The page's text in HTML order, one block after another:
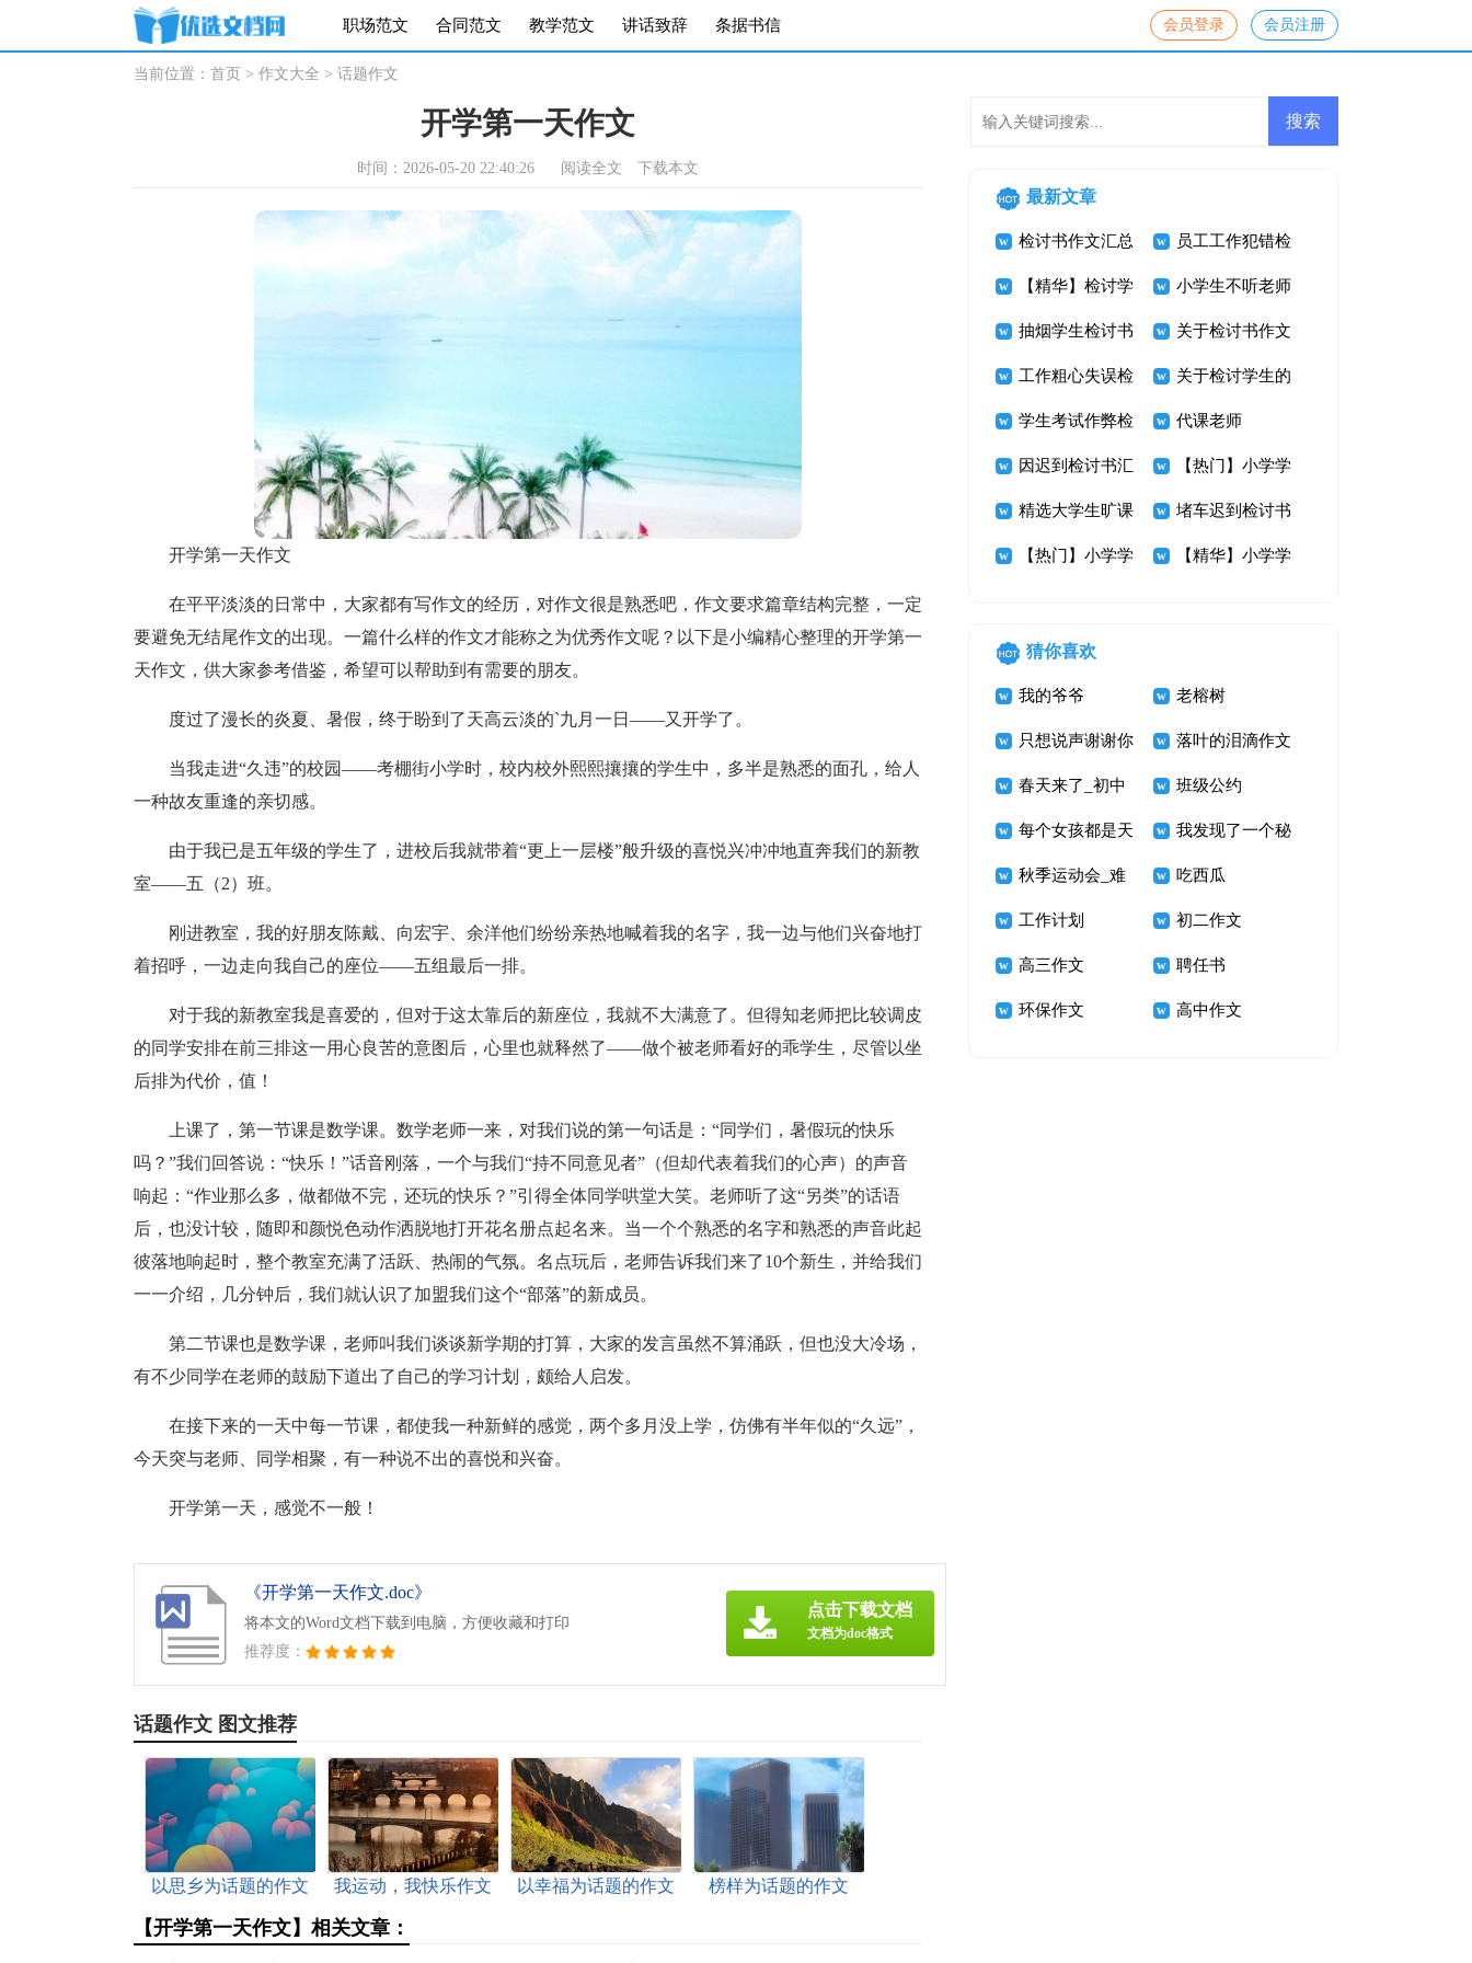
职场范文 合同范文 教学范文 讲话致辞 条据书信 会员登录 会员注册
当前位置： 首页 > 作文大全 > 话题作文
开学第一天作文
时间：2026-05-20 22:40:26 阅读全文 下载本文
开学第一天作文
在平平淡淡的日常中，大家都有写作文的经历，对作文很是熟悉吧，作文要求篇章结构完整，一定
要避免无结尾作文的出现。一篇什么样的作文才能称之为优秀作文呢？以下是小编精心整理的开学第一
天作文，供大家参考借鉴，希望可以帮助到有需要的朋友。
度过了漫长的炎夏、暑假，终于盼到了天高云淡的`九月一日——又开学了。
当我走进“久违”的校园——考棚街小学时，校内校外熙熙攘攘的学生中，多半是熟悉的面孔，给人
一种故友重逢的亲切感。
由于我已是五年级的学生了，进校后我就带着“更上一层楼”般升级的喜悦兴冲冲地直奔我们的新教
室——五（2）班。
刚进教室，我的好朋友陈戴、向宏宇、余洋他们纷纷亲热地喊着我的名字，我一边与他们兴奋地打
着招呼，一边走向我自己的座位——五组最后一排。
对于我的新教室我是喜爱的，但对于这太靠后的新座位，我就不大满意了。但得知老师把比较调皮
的同学安排在前三排这一用心良苦的意图后，心里也就释然了——做个被老师看好的乖学生，尽管以坐
后排为代价，值！
上课了，第一节课是数学课。数学老师一来，对我们说的第一句话是：“同学们，暑假玩的快乐
吗？”我们回答说：“快乐！”话音刚落，一个与我们“持不同意见者”（但却代表着我们的心声）的声音
响起：“作业那么多，做都做不完，还玩的快乐？”引得全体同学哄堂大笑。老师听了这“另类”的话语
后，也没计较，随即和颜悦色动作洒脱地打开花名册点起名来。当一个个熟悉的名字和熟悉的声音此起
彼落地响起时，整个教室充满了活跃、热闹的气氛。名点玩后，老师告诉我们来了10个新生，并给我们
一一介绍，几分钟后，我们就认识了加盟我们这个“部落”的新成员。
第二节课也是数学课，老师叫我们谈谈新学期的打算，大家的发言虽然不算涌跃，但也没大冷场，
有不少同学在老师的鼓励下道出了自己的学习计划，颇给人启发。
在接下来的一天中每一节课，都使我一种新鲜的感觉，两个多月没上学，仿佛有半年似的“久远”，
今天突与老师、同学相聚，有一种说不出的喜悦和兴奋。
开学第一天，感觉不一般！
《开学第一天作文.doc》
将本文的Word文档下载到电脑，方便收藏和打印
推荐度：
点击下载文档
文档为doc格式
话题作文 图文推荐
以思乡为话题的作文 我运动，我快乐作文
以幸福为话题的作文
榜样为话题的作文
【开学第一天作文】相关文章：
最新文章
检讨书作文汇总
七篇
员工工作犯错检
讨书范文
【精华】检讨学
生的检讨书合集
七篇
小学生不听老师
的话检讨书
抽烟学生检讨书
6篇
关于检讨书作文
集锦九篇
工作粗心失误检
讨书
关于检讨学生的
检讨书范文合集
8篇
学生考试作弊检
讨书范文
代课老师
因迟到检讨书汇
总九篇
【热门】小学学
生检讨书范文集
合5篇
精选大学生旷课
检讨书锦集9篇
堵车迟到检讨书
汇编7篇
【热门】小学学
集十篇
【精华】小学学
猜你喜欢
我的爷爷 老榕树
只想说声谢谢你
600字
落叶的泪滴作文
1000字
春天来了_初中
写景的作文
班级公约
每个女孩都是天
使
我发现了一个秘
密
秋季运动会_难
忘的运动会作文
900字
吃西瓜
工作计划 初二作文
高三作文 聘任书
环保作文 高中作文